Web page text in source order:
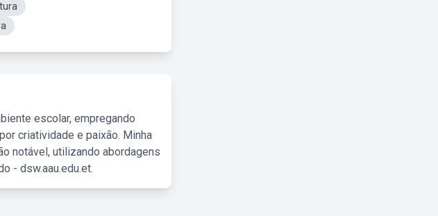
escolar, empregando
criatividade e paixão. Minha
notável, utilizando abordagens
- dsw.aau.edu.et.